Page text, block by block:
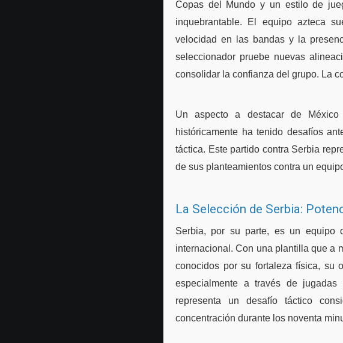
Copas del Mundo y un estilo de
inquebrantable. El equipo azteca
velocidad en las bandas y la
seleccionador pruebe nuevas
consolidar la confianza del grupo. La
Un aspecto a destacar de
históricamente ha tenido desafíos
táctica. Este partido contra Serbia
de sus planteamientos contra un
La Selección de Serbia:
Serbia, por su parte, es un equipo
internacional. Con una plantilla que a
conocidos por su fortaleza física, su
especialmente a través de
representa un desafío táctico
concentración durante los noventa